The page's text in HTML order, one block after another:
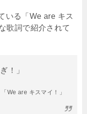
いる「 We are キス
歌詞で紹介されて
！」
We are キスマイ！」